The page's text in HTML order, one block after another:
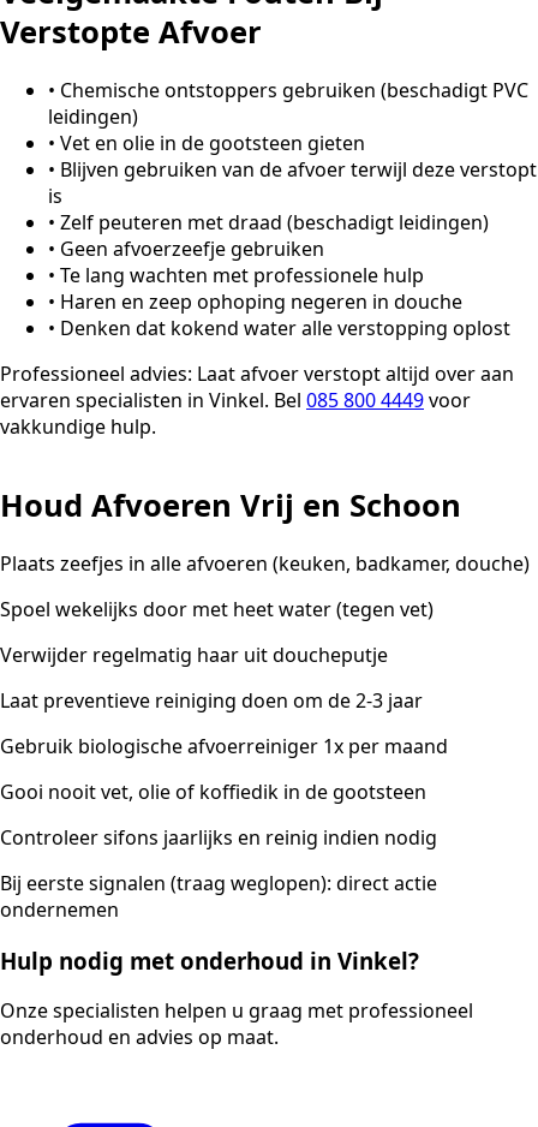
Verstopte Afvoer
• Chemische ontstoppers gebruiken (beschadigt PVC
leidingen)
• Vet en olie in de gootsteen gieten
• Blijven gebruiken van de afvoer terwijl deze verstopt
is
• Zelf peuteren met draad (beschadigt leidingen)
• Geen afvoerzeefje gebruiken
• Te lang wachten met professionele hulp
• Haren en zeep ophoping negeren in douche
• Denken dat kokend water alle verstopping oplost
Professioneel advies: Laat afvoer verstopt altijd over aan
ervaren specialisten in Vinkel. Bel 085 800 4449voor
vakkundige hulp.
Houd Afvoeren Vrij en Schoon
Plaats zeefjes in alle afvoeren (keuken, badkamer, douche)
Spoel wekelijks door met heet water (tegen vet)
Verwijder regelmatig haar uit doucheputje
Laat preventieve reiniging doen om de 2-3 jaar
Gebruik biologische afvoerreiniger 1x per maand
Gooi nooit vet, olie of koffiedik in de gootsteen
Controleer sifons jaarlijks en reinig indien nodig
Bij eerste signalen (traag weglopen): direct actie
ondernemen
Hulp nodig met onderhoud in Vinkel?
Onze specialisten helpen u graag met professioneel
onderhoud en advies op maat.